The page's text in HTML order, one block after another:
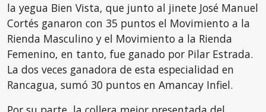
la yegua Bien Vista, que junto al jinete José Manuel
Cortés ganaron con 35 puntos el Movimiento a la
Rienda Masculino y el Movimiento a la Rienda
Femenino, en tanto, fue ganado por Pilar Estrada.
La dos veces ganadora de esta especialidad en
Rancagua, sumó 30 puntos en Amancay Infiel.